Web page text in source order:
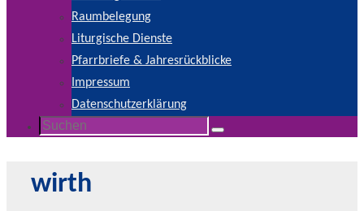
Raumbelegung
Liturgische Dienste
Pfarrbriefe & Jahresrückblicke
Impressum
Datenschutzerklärung
Suchen
Suchen
wirth